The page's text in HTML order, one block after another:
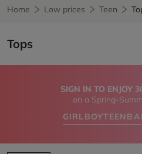
Home Low prices Teen
Tops
SIGN IN TO ENJOY
on a Spring-
GIRLBOYTEEN